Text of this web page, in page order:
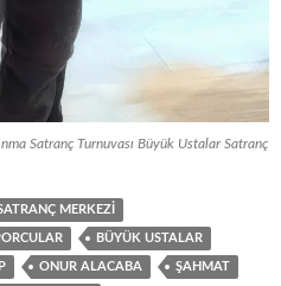
Satranç Turnuvası Büyük Ustalar Satranç
MERKEZI
BÜYÜK USTALAR
ONUR ALACABA ŞAHMAT